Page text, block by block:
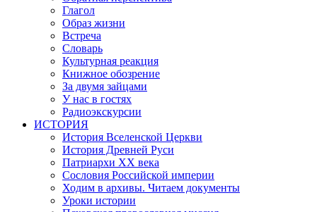
Глагол
Образ жизни
Встреча
Словарь
Культурная реакция
Книжное обозрение
За двумя зайцами
У нас в гостях
Радиоэкскурсии
ИСТОРИЯ
История Вселенской Церкви
История Древней Руси
Патриархи XX века
Сословия Российской империи
Ходим в архивы. Читаем документы
Уроки истории